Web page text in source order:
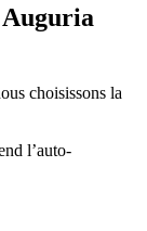
Auguria
choisissons la